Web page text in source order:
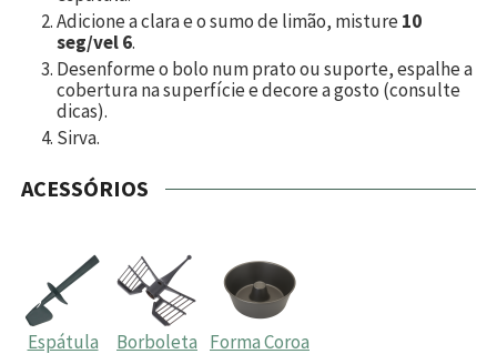
Adicione a clara e o sumo de limão, misture10
seg/vel 6.
Desenforme o bolo num prato ou suporte, espalhe a
cobertura na superfície e decore a gosto (consulte
dicas).
Sirva.
ACESSÓRIOS
Espátula Borboleta Forma Coroa